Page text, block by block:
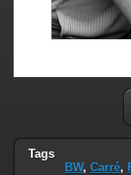
Tags
BW, Carré,